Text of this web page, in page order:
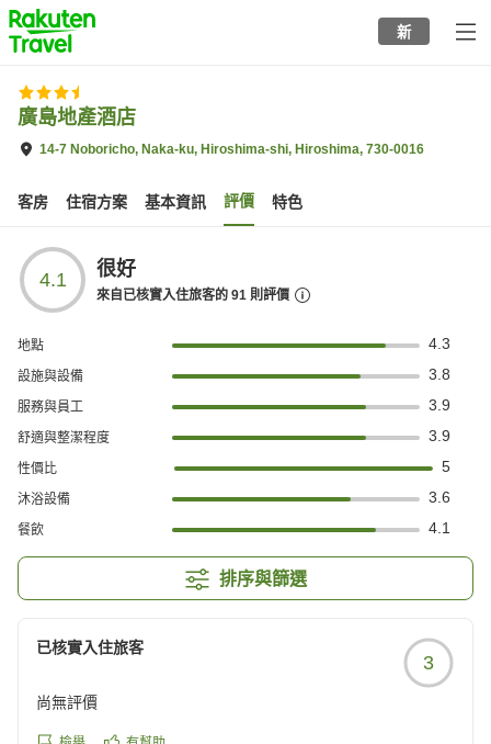
to
top
page
新
廣島地產酒店
14-7 Noboricho, Naka-ku, Hiroshima-shi, Hiroshima, 730-0016
客房 住宿方案 基本資訊 評價 特色
4.1 很好
來自已核實入住旅客的 91 則評價
地點 4.3
設施與設備 3.8
服務與員工 3.9
舒適與整潔程度 3.9
性價比 5
沐浴設備 3.6
餐飲 4.1
排序與篩選
已核實入住旅客
3
尚無評價